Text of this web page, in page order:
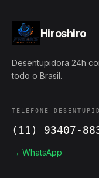
Hiroshiro
Desentupidora 24h
todo o Brasil.
TELEFONE
(11) 93407-
→ WhatsApp